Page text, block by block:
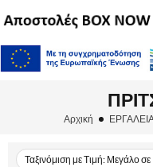
Αρχική
Ταξινόμιση με Τιμή: Μεγάλο